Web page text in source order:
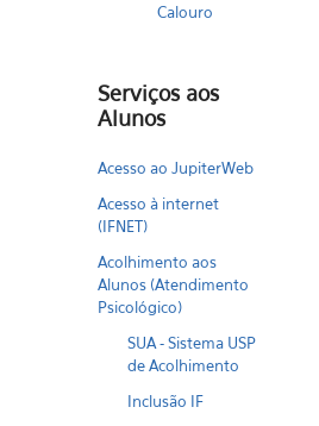
Calouro
Serviços aos
Alunos
Acesso ao JupiterWeb
Acesso à internet
(IFNET)
Acolhimento aos
Alunos (Atendimento
Psicológico)
SUA - Sistema USP
de Acolhimento
Inclusão IF